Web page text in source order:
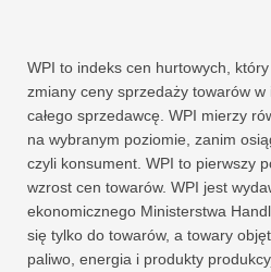
WPI to indeks cen hurtowych,
zmiany ceny sprzedaży towarów
całego sprzedawcę. WPI mierzy
na wybranym poziomie, zanim
czyli konsument. WPI to pierwszy
wzrost cen towarów. WPI jest
ekonomicznego Ministerstwa
się tylko do towarów, a towary
paliwo, energia i produkty